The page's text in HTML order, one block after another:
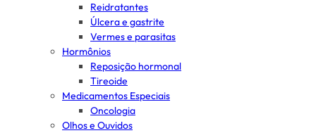
Reidratantes
Úlcera e gastrite
Vermes e parasitas
Hormônios
Reposição hormonal
Tireoide
Medicamentos Especiais
Oncologia
Olhos e Ouvidos